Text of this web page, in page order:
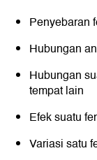
Penyebaran
Hubungan
Hubungan
tempat lain
Efek suatu
Variasi satu